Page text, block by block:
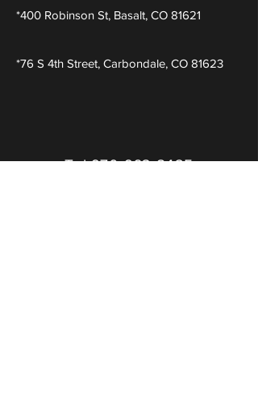
*400 Robinson St, Basalt, CO 81621
*76 S 4th Street, Carbondale, CO 81623
Tel970-963-8425